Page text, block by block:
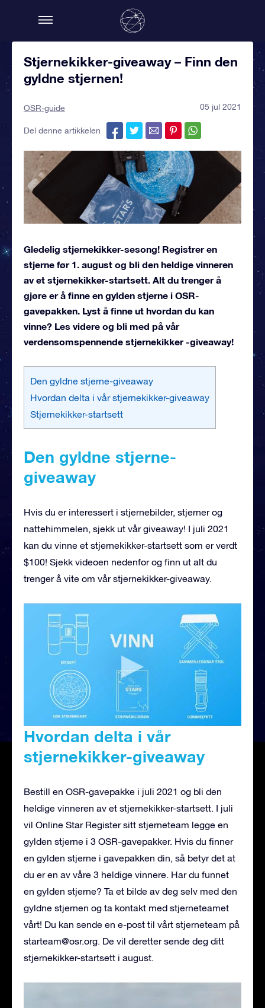
Stjernekikker-giveaway – Finn den
gyldne stjernen!
OSR-guide 05 jul 2021
Del denne artikkelen
Gledelig stjernekikker-sesong! Registrer en
stjerne før 1. august og bli den heldige vinneren
av et stjernekikker-startsett. Alt du trenger å
gjøre er å finne en gylden stjerne i OSR-
gavepakken. Lyst å finne ut hvordan du kan
vinne? Les videre og bli med på vår
verdensomspennende stjernekikker -giveaway!
Den gyldne stjerne-giveaway
Hvordan delta i vår stjernekikker-giveaway
Stjernekikker-startsett
Den gyldne stjerne-
giveaway
Hvis du er interessert i stjernebilder, stjerner og
nattehimmelen, sjekk ut vår giveaway! I juli 2021
kan du vinne et stjernekikker-startsett som er verdt
$100! Sjekk videoen nedenfor og finn ut alt du
trenger å vite om vår stjernekikker-giveaway.
Hvordan delta i vår
stjernekikker-giveaway
Bestill en OSR-gavepakke i juli 2021 og bli den
heldige vinneren av et stjernekikker-startsett. I juli
vil Online Star Register sitt stjerneteam legge en
gylden stjerne i 3 OSR-gavepakker. Hvis du finner
en gylden stjerne i gavepakken din, så betyr det at
du er en av våre 3 heldige vinnere. Har du funnet
en gylden stjerne? Ta et bilde av deg selv med den
gyldne stjernen og ta kontakt med stjerneteamet
vårt! Du kan sende en e-post til vårt stjerneteam på
starteam@osr.org. De vil deretter sende deg ditt
stjernekikker-startsett i august.